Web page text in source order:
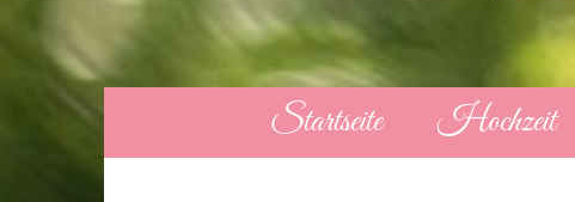
Startseite Hochzeit